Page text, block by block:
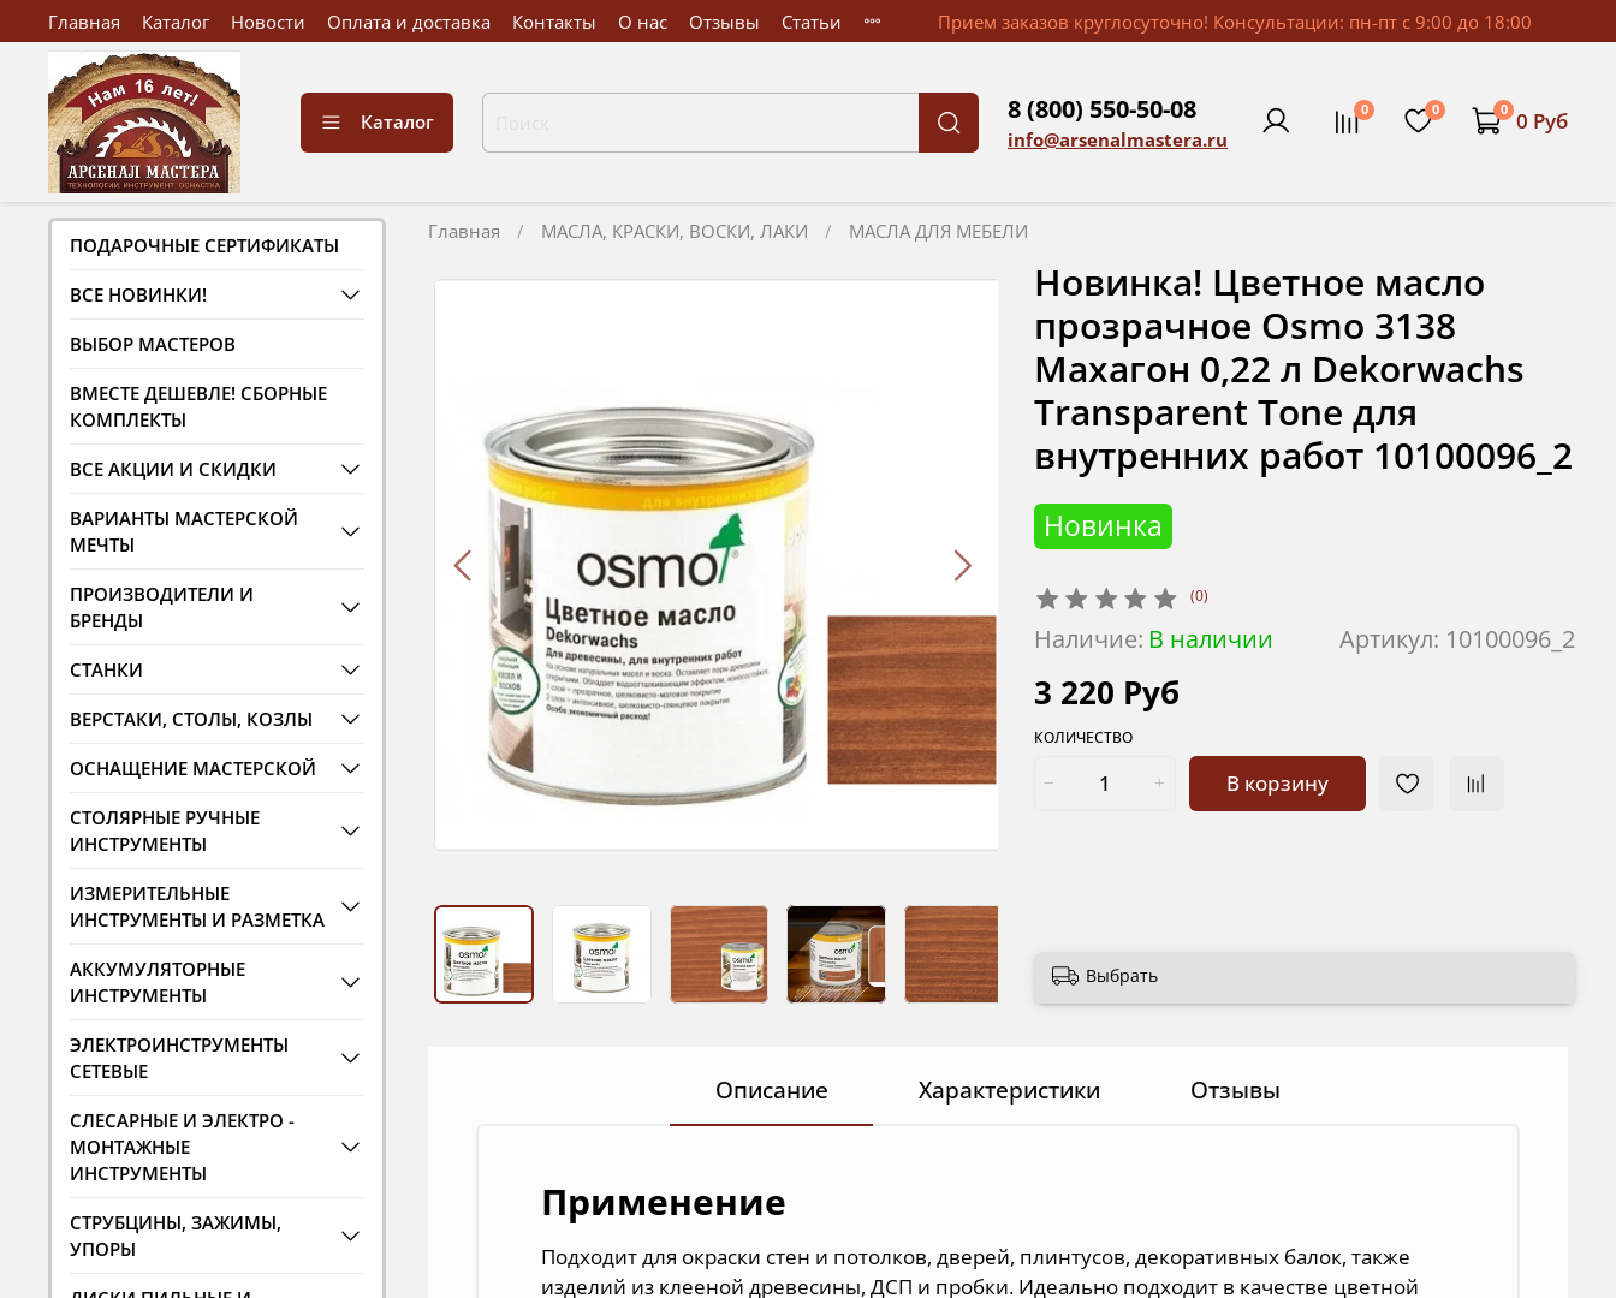
Главная Каталог Новости Оплата и доставка Контакты О нас Отзывы Статьи Прием заказов круглосуточно! Консультации: пн-пт с 9:00 до 18:00
Каталог 8 (800) 550-50-08
info@arsenalmastera.ru
0 0 0 0 Руб
Главная МАСЛА, КРАСКИ, ВОСКИ, ЛАКИ МАСЛА ДЛЯ МЕБЕЛИ
(0)
Артикул: 10100096_2
Наличие: В наличии
Новинка
Новинка! Цветное масло
прозрачное Osmo 3138
Махагон 0,22 л Dekorwachs
Transparent Tone для
внутренних работ 10100096_2
3 220 Руб
КОЛИЧЕСТВО
В корзину
Выбрать
Описание Характеристики Отзывы
Применение
Подходит для окраски стен и потолков, дверей, плинтусов, декоративных балок, также
изделий из клееной древесины, ДСП и пробки. Идеально подходит в качестве цветной
ПОДАРОЧНЫЕ СЕРТИФИКАТЫ
ВСЕ НОВИНКИ!
ВЫБОР МАСТЕРОВ
ВМЕСТЕ ДЕШЕВЛЕ! СБОРНЫЕ
КОМПЛЕКТЫ
ВСЕ АКЦИИ И СКИДКИ
ВАРИАНТЫ МАСТЕРСКОЙ
МЕЧТЫ
ПРОИЗВОДИТЕЛИ И
БРЕНДЫ
СТАНКИ
ВЕРСТАКИ, СТОЛЫ, КОЗЛЫ
ОСНАЩЕНИЕ МАСТЕРСКОЙ
СТОЛЯРНЫЕ РУЧНЫЕ
ИНСТРУМЕНТЫ
ИЗМЕРИТЕЛЬНЫЕ
ИНСТРУМЕНТЫ И РАЗМЕТКА
АККУМУЛЯТОРНЫЕ
ИНСТРУМЕНТЫ
ЭЛЕКТРОИНСТРУМЕНТЫ
СЕТЕВЫЕ
СЛЕСАРНЫЕ И ЭЛЕКТРО -
МОНТАЖНЫЕ
ИНСТРУМЕНТЫ
СТРУБЦИНЫ, ЗАЖИМЫ,
УПОРЫ